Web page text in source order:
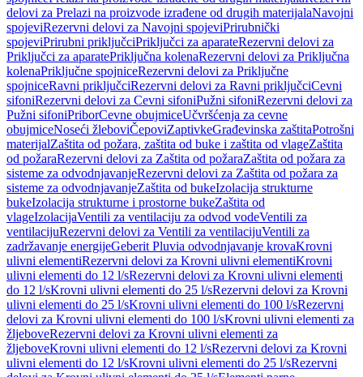
delovi za Prelazi na proizvode izrađene od drugih materijalaNavojni
spojeviRezervni delovi za Navojni spojeviPrirubnički
spojeviPrirubni priključciPriključci za aparateRezervni delovi za
Priključci za aparatePriključna kolenaRezervni delovi za Priključna
kolenaPriključne spojniceRezervni delovi za Priključne
spojniceRavni priključciRezervni delovi za Ravni priključciCevni
sifoniRezervni delovi za Cevni sifoniPužni sifoniRezervni delovi za
Pužni sifoniPriborCevne obujmiceUčvršćenja za cevne
obujmiceNoseći žleboviČepoviZaptivkeGrađevinska zaštitaPotrošni
materijalZaštita od požara, zaštita od buke i zaštita od vlageZaštita
od požaraRezervni delovi za Zaštita od požaraZaštita od požara za
sisteme za odvodnjavanjeRezervni delovi za Zaštita od požara za
sisteme za odvodnjavanjeZaštita od bukeIzolacija strukturne
bukeIzolacija strukturne i prostorne bukeZaštita od
vlageIzolacijaVentili za ventilaciju za odvod vodeVentili za
ventilacijuRezervni delovi za Ventili za ventilacijuVentili za
zadržavanje energijeGeberit Pluvia odvodnjavanje krovaKrovni
ulivni elementiRezervni delovi za Krovni ulivni elementiKrovni
ulivni elementi do 12 l/sRezervni delovi za Krovni ulivni elementi
do 12 l/sKrovni ulivni elementi do 25 l/sRezervni delovi za Krovni
ulivni elementi do 25 l/sKrovni ulivni elementi do 100 l/sRezervni
delovi za Krovni ulivni elementi do 100 l/sKrovni ulivni elementi za
žljeboveRezervni delovi za Krovni ulivni elementi za
žljeboveKrovni ulivni elementi do 12 l/sRezervni delovi za Krovni
ulivni elementi do 12 l/sKrovni ulivni elementi do 25 l/sRezervni